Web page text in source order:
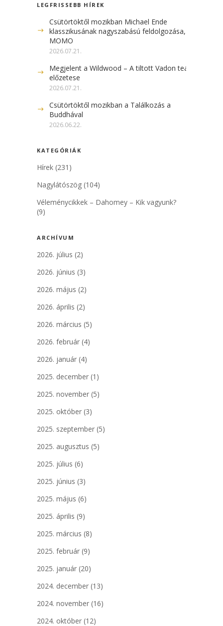
LEGFRISSEBB HÍREK
Csütörtöktől mozikban Michael Ende
klasszikusának nagyszabású feldolgozása, a
MOMO
2026.07.21.
Megjelent a Wildwood – A tiltott Vadon teaser
előzetese
2026.07.21.
Csütörtöktől mozikban a Találkozás a
Buddhával
2026.06.22.
KATEGÓRIÁK
Hírek (231)
Nagylátószög (104)
Véleménycikkek – Dahomey – Kik vagyunk?
(9)
ARCHÍVUM
2026. július (2)
2026. június (3)
2026. május (2)
2026. április (2)
2026. március (5)
2026. február (4)
2026. január (4)
2025. december (1)
2025. november (5)
2025. október (3)
2025. szeptember (5)
2025. augusztus (5)
2025. július (6)
2025. június (3)
2025. május (6)
2025. április (9)
2025. március (8)
2025. február (9)
2025. január (20)
2024. december (13)
2024. november (16)
2024. október (12)